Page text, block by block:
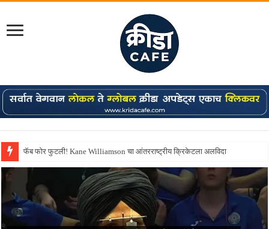
फॅब फोर फुटली! Kane Williamson चा आंतरराष्ट्रीय क्रिकेटला अलविदा